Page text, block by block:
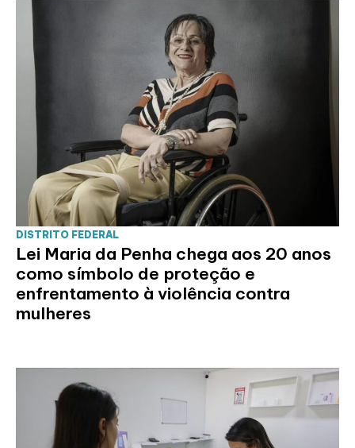
DISTRITO FEDERAL
Lei Maria da Penha chega aos 20 anos
como símbolo de proteção e
enfrentamento à violência contra
mulheres